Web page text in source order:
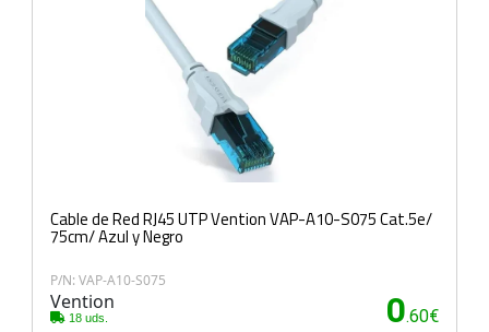
Cable de Red RJ45 UTP Vention VAP-A10-S075 Cat.5e/
75cm/ Azul y Negro
P/N: VAP-A10-S075
Vention
18 uds. 0.60€